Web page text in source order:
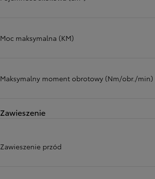
Moc maksymalna (KM)
Maksymalny moment obrotowy (Nm/obr./min)
Zawieszenie
Zawieszenie przód